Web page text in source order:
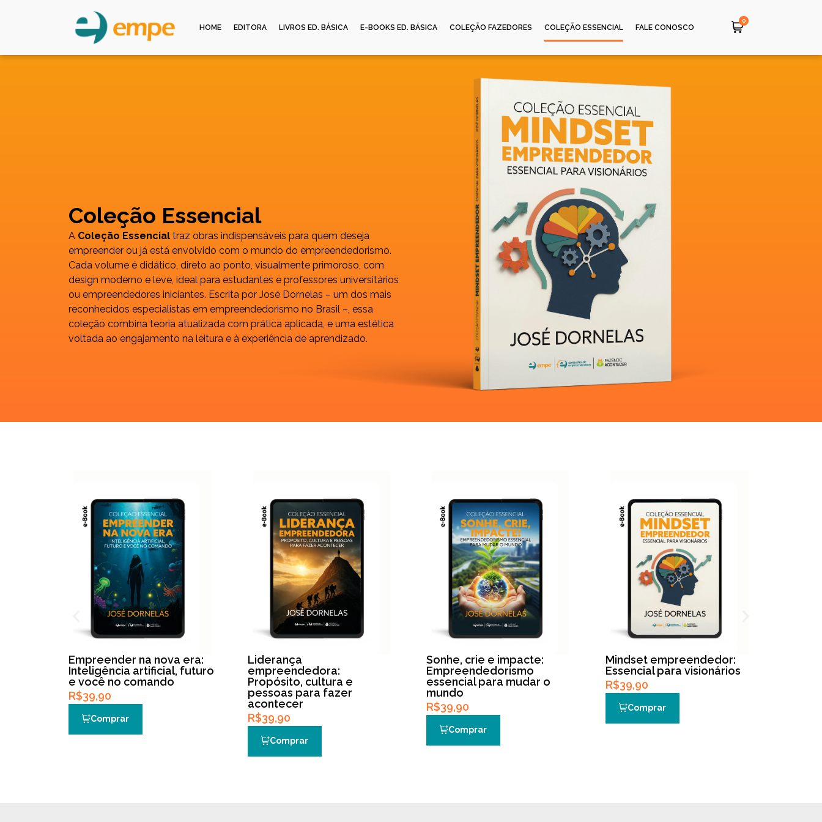
HOME EDITORA LIVROS ED. BÁSICA E-BOOKS ED. BÁSICA COLEÇÃO FAZEDORES COLEÇÃO ESSENCIAL FALE CONOSCO
0
Coleção Essencial​
A Coleção Essencial traz obras indispensáveis para quem deseja
empreender ou já está envolvido com o mundo do empreendedorismo.
Cada volume é didático, direto ao ponto, visualmente primoroso, com
design moderno e leve, ideal para estudantes e professores universitários
ou empreendedores iniciantes. Escrita por José Dornelas – um dos mais
reconhecidos especialistas em empreendedorismo no Brasil –, essa
coleção combina teoria atualizada com prática aplicada, e uma estética
voltada ao engajamento na leitura e à experiência de aprendizado.
Empreender na nova era:
Inteligência artificial, futuro
e você no comando
R$39,90
Comprar
Liderança
empreendedora:
Propósito, cultura e
pessoas para fazer
acontecer
R$39,90
Comprar
Sonhe, crie e impacte:
Empreendedorismo
essencial para mudar o
mundo
R$39,90
Comprar
Mindset empreendedor:
Essencial para visionários
R$39,90
Comprar